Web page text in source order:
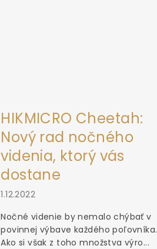
HIKMICRO Cheetah:
Nový rad nočného
videnia, ktorý vás
dostane
1.12.2022
Nočné videnie by nemalo chýbať v
povinnej výbave každého poľovníka.
Ako si však z toho množstva výro...